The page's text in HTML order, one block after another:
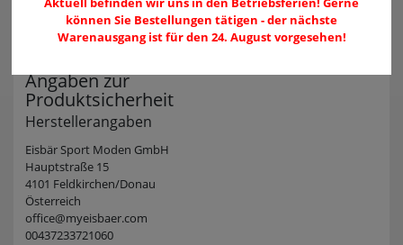
Angaben zur
Produktsicherheit
Herstellerangaben
Eisbär Sport Moden GmbH
Hauptstraße 15
4101 Feldkirchen/Donau
Österreich
office@myeisbaer.com
00437233721060
können Sie Bestellungen tätigen - der nächste
Warenausgang ist für den 24. August vorgesehen!